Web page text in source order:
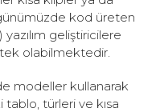
kod üreten
geliştiricilere
olabilmektedir.
modeller kullanarak
tablo, türleri ve kısa